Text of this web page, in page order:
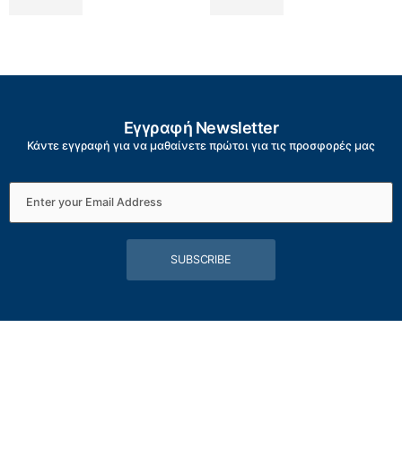
Εγγραφή Newsletter
Κάντε εγγραφή για να μαθαίνετε πρώτοι για τις προσφορές μας
SUBSCRIBE